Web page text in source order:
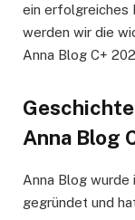
ein erfolgreiches
werden wir die
Anna Blog C+
Anna Blog
Anna Blog wurde
gegründet und